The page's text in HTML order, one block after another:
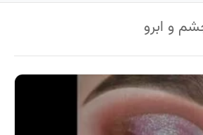
و ابرو